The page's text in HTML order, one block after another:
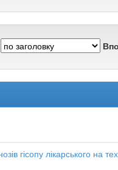
гісопу лікарського на